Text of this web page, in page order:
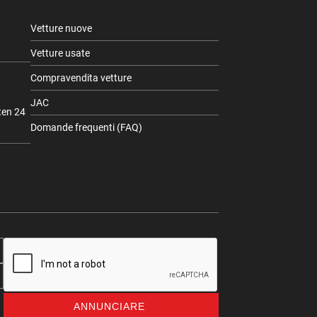
24
Vetture nuove
Vetture usate
Compravendita vetture
JAC
Domande frequenti (FAQ)
ANNUNCIARE